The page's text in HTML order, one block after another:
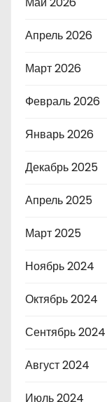
Апрель 2026
Март 2026
Февраль 2026
Январь 2026
Декабрь 2025
Апрель 2025
Март 2025
Ноябрь 2024
Октябрь 2024
Сентябрь 2024
Август 2024
Июль 2024